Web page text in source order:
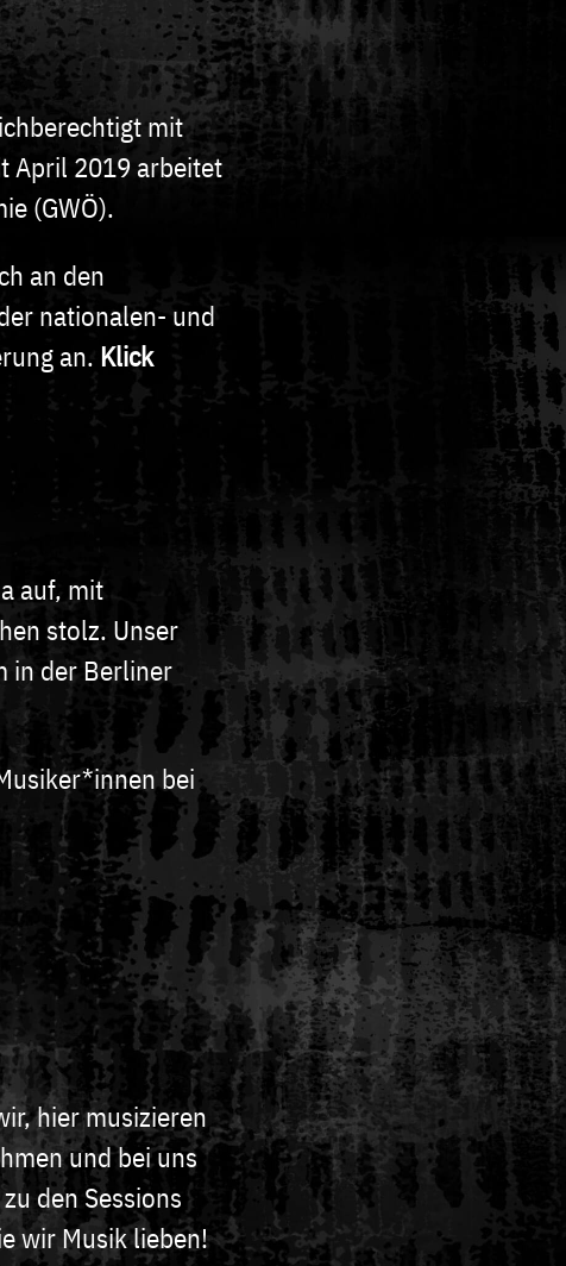
mit
April 2019 arbeitet
(GWÖ).
an den
nationalen- und
an. Klick
auf, mit
stolz. Unser
in der Berliner
bei
hier musizieren
und bei uns
den Sessions
wir Musik lieben!